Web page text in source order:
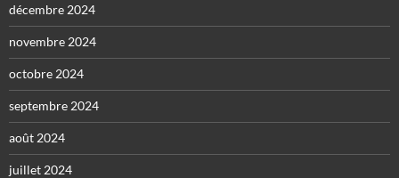
décembre 2024
novembre 2024
octobre 2024
septembre 2024
août 2024
juillet 2024